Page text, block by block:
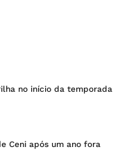
no início da temporada
Ceni após um ano fora